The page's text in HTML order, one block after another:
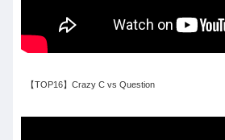
【TOP16】Crazy C vs Question